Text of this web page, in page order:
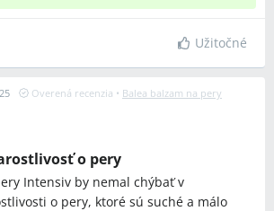
Užitočné
Overená recenzia • Balea balzam na pery
o pery
Intensiv by nemal chýbať v
o pery, ktoré sú suché a málo